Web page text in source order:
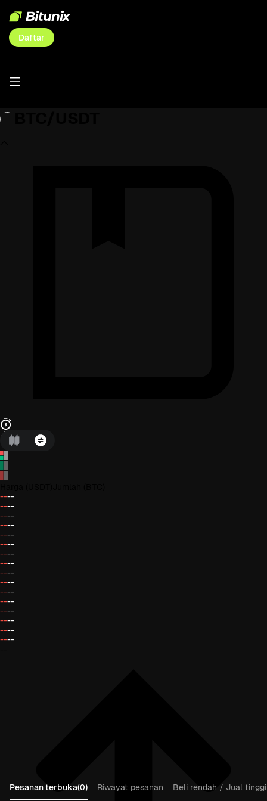
Daftar
----
----
----
----
----
----
----
----
----
----
----
----
----
----
----
----
Pesanan terbuka(0) Riwayat pesanan
Beli rendah / Jual tinggi